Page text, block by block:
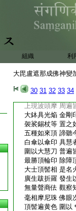
組織 利
大毘盧遮那成佛神變
30 31 32 33 34
最勝漫荼羅 今當
彼中大蓮華 暉焔
中置如來頂 超越
而至三分位 應作
13
彼
遍寂極清淨 滿一
復次應諦聽 釋迦
謂大因陀羅 妙善
上現波頭摩 周遍
大鉢具光焔 金剛
袈裟錫杖等 置之
五種如來頂 諦聽
白傘以傘印 具慧
圍以大慧刀 普遍
最勝頂輪印 除障
大士頂髻相 是名
廣生跋折羅 發生
無量聲商佉 觀察
毫相摩尼珠 佛眼
頂髻遍黄色 圍以